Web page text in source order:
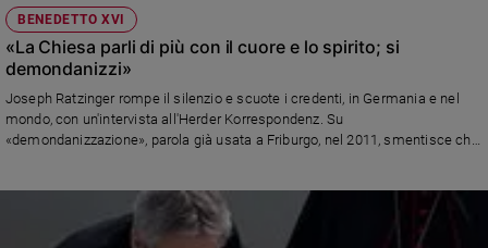
BENEDETTO XVI
«La Chiesa parli di più con il cuore e lo spirito; si
demondanizzi»
Joseph Ratzinger rompe il silenzio e scuote i credenti, in Germania e nel
mondo, con un'intervista all'Herder Korrespondenz. Su
«demondanizzazione», parola già usata a Friburgo, nel 2011, smentisce chi